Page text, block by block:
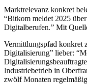
Marktrelevanz konkret
“Bitkom meldet 2025
Digitalberufen.” Mit
Vermittlungspfad konkret
Digitalisierung” lieber:
Industriebetrieb in
zwölf Monaten